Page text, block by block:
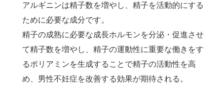
アルギニンは精子数を増やし、精子を活動的にする
ために必要な成分です。
精子の成熟に必要な成長ホルモンを分泌・促進させ
て精子数を増やし、精子の運動性に重要な働きをす
るポリアミンを生成することで精子の活動性を高
め、男性不妊症を改善する効果が期待される。